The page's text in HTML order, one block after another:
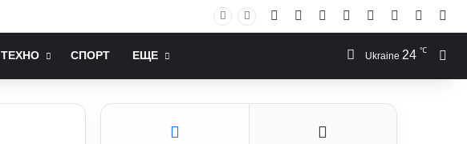
Facebook YouTubeInstagram
RSS Log In
ТЕХНО СПОРТ ЕЩЕ Ukraine 24 ℃